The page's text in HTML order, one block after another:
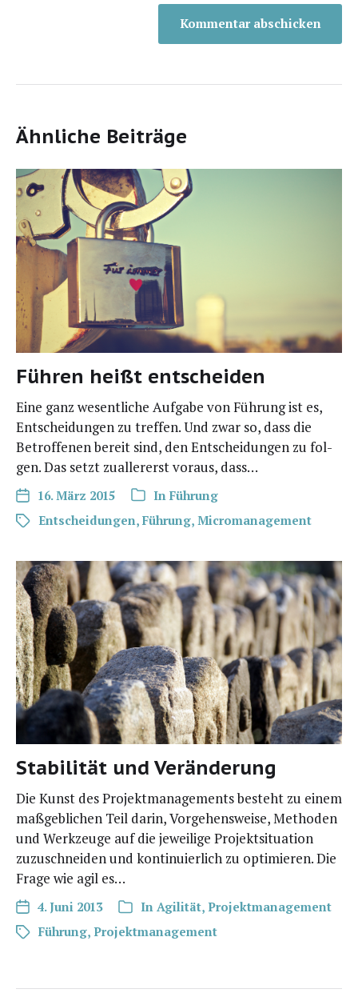
Ähnliche Beiträge
Führen heißt entscheiden
Eine ganz wesent­li­che Auf­ga­be von Füh­rung ist es,
Ent­schei­dun­gen zu tref­fen. Und zwar so, dass die
Betrof­fe­nen bereit sind, den Ent­schei­dun­gen zu fol­
gen. Das setzt zual­ler­erst vor­aus, dass…
16. März 2015 In Führung
Entscheidungen, Führung, Micromanagement
Stabilität und Veränderung
Die Kunst des Pro­jekt­ma­nage­ments besteht zu einem
maß­geb­li­chen Teil dar­in, Vor­ge­hens­wei­se, Metho­den
und Werk­zeu­ge auf die jewei­li­ge Pro­jekt­si­tua­ti­on
zuzu­schnei­den und kon­ti­nu­ier­lich zu opti­mie­ren. Die
Fra­ge wie agil es…
4. Juni 2013 In Agilität, Projektmanagement
Führung, Projektmanagement